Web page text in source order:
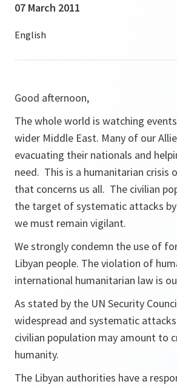
07 March 2011
Good afternoon,
The whole world is watching
wider Middle East. Many of our
evacuating their nationals and
need. This is a humanitarian crisis
that concerns us all. The civilian
the target of systematic attacks
we must remain vigilant.
We strongly condemn the use of
Libyan people. The violation of
international humanitarian law is
As stated by the UN Security
widespread and systematic
civilian population may amount to
humanity.
The Libyan authorities have a